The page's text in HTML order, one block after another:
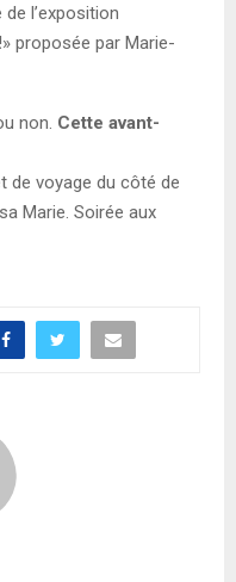
l’exposition
» proposée par Marie-
non. Cette avant-
de voyage du côté de
Marie. Soirée aux